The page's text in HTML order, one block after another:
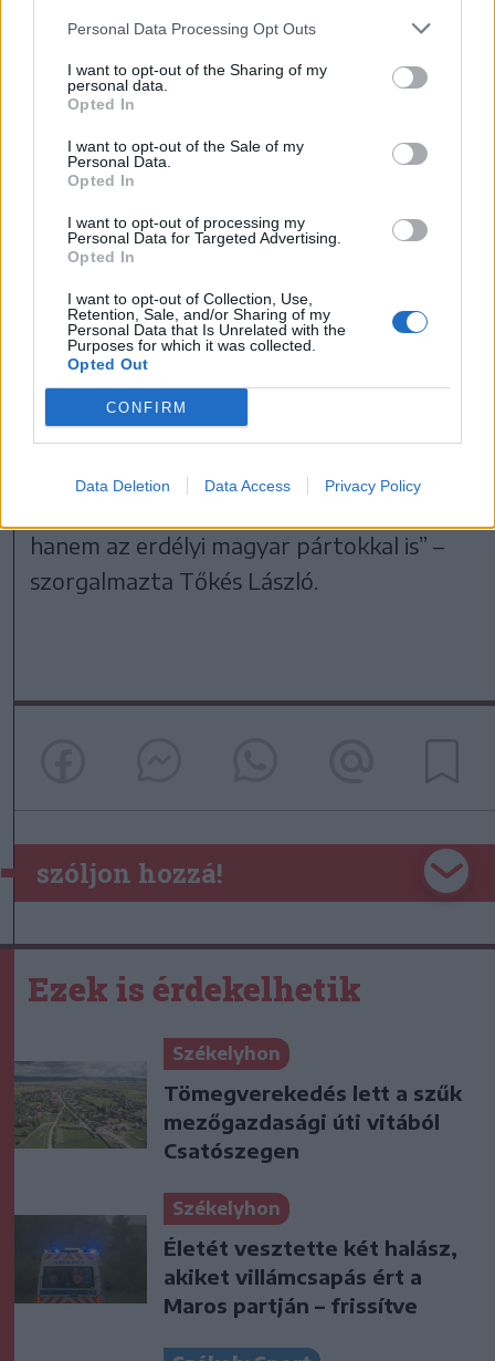
Personal Data Processing Opt Outs
I want to opt-out of the Sharing of my
personal data.
Opted In
I want to opt-out of the Sale of my
Personal Data.
Opted In
I want to opt-out of processing my
Personal Data for Targeted Advertising.
Opted In
I want to opt-out of Collection, Use,
Retention, Sale, and/or Sharing of my
Personal Data that Is Unrelated with the
Purposes for which it was collected.
Opted Out
CONFIRM
Data Deletion Data Access Privacy Policy
elutasítása, hogy „az a vétkünk, hogy
magyarok vagyunk”.
„Azt kérjük a román féltől, hogy üljünk le
egy tárgyalóasztalhoz mint nemzet a
nemzettel, nem pedig mint kisebbség a
többséggel, és beszéljünk. Ha már
Trianonkor területeket vesztettünk,
akkor most területek helyett jogokat
kérünk, beleértve az autonómia minden
formáját. Ugyanakkor azt kérem Orbán
Viktortól, segítsen abban, hogy ne csak a
hanem az erdélyi magyar pártokkal is” –
szorgalmazta Tőkés László.
szóljon hozzá!
Ezek is érdekelhetik
Székelyhon
Tömegverekedés lett a szűk
mezőgazdasági úti vitából
Csatószegen
Székelyhon
Életét vesztette két halász,
akiket villámcsapás ért a
Maros partján – frissítve